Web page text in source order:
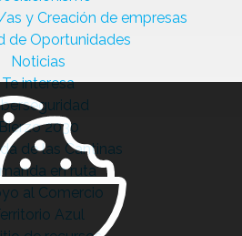
y Creación de empresas
de Oportunidades
Noticias
Te interesa
Bierzo 2030
de las Cantinas
en ruta
al Comercio
Azul